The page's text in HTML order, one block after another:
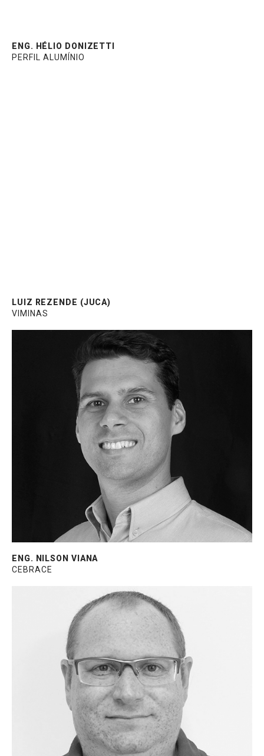
ENG. HÉLIO DONIZETTI
PERFIL ALUMÍNIO
LUIZ REZENDE (JUCA)
VIMINAS
Coordenador de mercado da CEBRACE.
Experiência com consultoria técnica de
vidros para construção civil, com foco em
vidros de proteção solar. Engenheiro Civil,
Pós-Graduado em Engenharia Estrutural e
MBA em Gerenciamento de Projetos.
ENG. NILSON VIANA
CEBRACE
Há 12 anos na EsquadGroup, atuando com
os sistemas CEM e PrefSuite. Experiência
de 22 anos na área de esquadrias.
Trabalhou em empresas nacionais e
multinacionais, nas áreas de Produção,
Programação CNC e Departamento de
Projetos.